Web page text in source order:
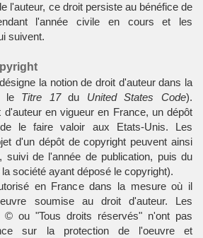
l'auteur, ce droit persiste au bénéfice de
l'année civile en cours et les
suivent.
la notion de droit d'auteur dans la
le Titre 17du United States Code).
d'auteur en vigueur en France, un dépôt
le faire valoir aux Etats-Unis. Les
d'un dépôt de copyright peuvent ainsi
de l'année de publication, puis du
société ayant déposé le copyright).
en France dans la mesure où il
soumise au droit d'auteur. Les
© ou "Tous droits réservés" n'ont pas
sur la protection de l'oeuvre et